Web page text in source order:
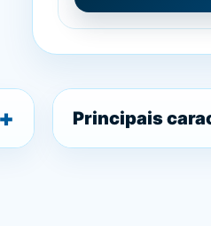
Principais